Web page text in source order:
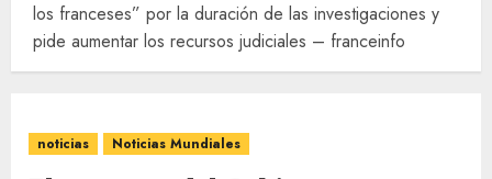
los franceses” por la duración de las investigaciones y
pide aumentar los recursos judiciales – franceinfo
noticias Noticias Mundiales